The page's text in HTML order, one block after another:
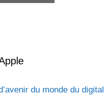
du monde du digital